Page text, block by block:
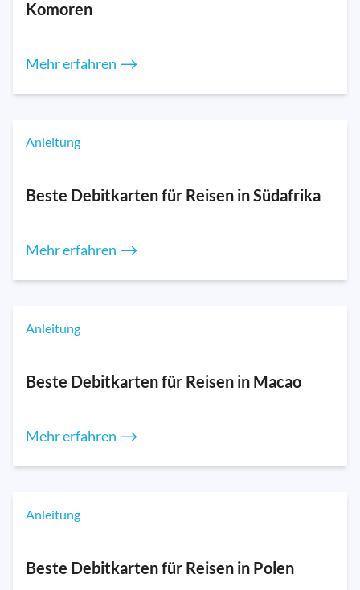
Komoren
Mehr erfahren ⟶
Anleitung
Beste Debitkarten für Reisen in Südafrika
Mehr erfahren ⟶
Anleitung
Beste Debitkarten für Reisen in Macao
Mehr erfahren ⟶
Anleitung
Beste Debitkarten für Reisen in Polen